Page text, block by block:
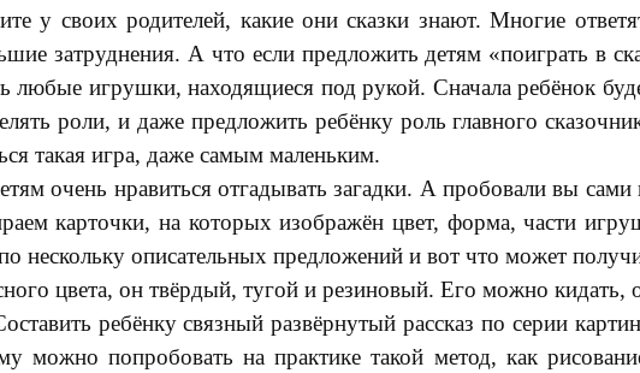
у своих родителей, какие они сказки знают. Многие
затруднения. А что если предложить детям «поиграть в
любые игрушки, находящиеся под рукой. Сначала ребёнок
роли, и даже предложить ребёнку роль главного
такая игра, даже самым маленьким.
очень нравиться отгадывать загадки. А пробовали вы
карточки, на которых изображён цвет, форма, части
нескольку описательных предложений и вот что может
цвета, он твёрдый, тугой и резиновый. Его можно кидать,
ребёнку связный развёрнутый рассказ по серии
можно попробовать на практике такой метод, как